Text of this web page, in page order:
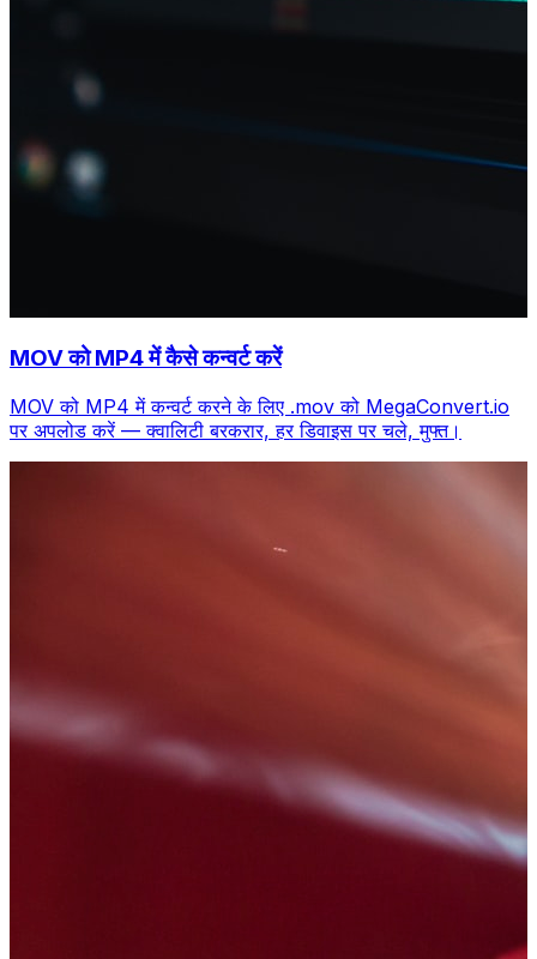
MOV को MP4 में कैसे कन्वर्ट करें
MOV को MP4 में कन्वर्ट करने के लिए .mov को MegaConvert.io
पर अपलोड करें — क्वालिटी बरकरार, हर डिवाइस पर चले, मुफ्त।